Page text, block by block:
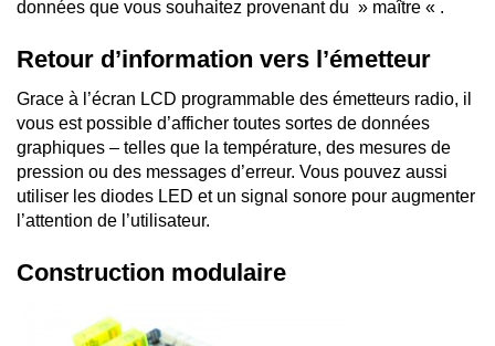
données que vous souhaitez provenant du » maître « .
Retour d’information vers l’émetteur
Grace à l’écran LCD programmable des émetteurs radio, il
vous est possible d’afficher toutes sortes de données
graphiques – telles que la température, des mesures de
pression ou des messages d’erreur. Vous pouvez aussi
utiliser les diodes LED et un signal sonore pour augmenter
l’attention de l’utilisateur.
Construction modulaire